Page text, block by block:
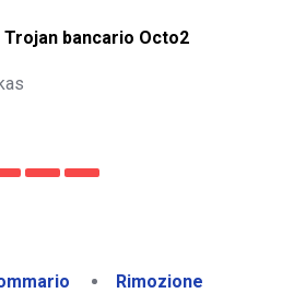
Trojan bancario Octo2
Rimozione